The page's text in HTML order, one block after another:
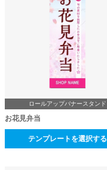
ロールアップバナースタンド
お花見弁当
テンプレートを選択する